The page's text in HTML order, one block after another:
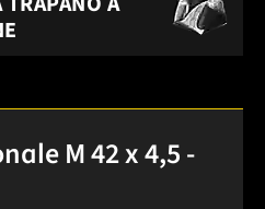
M 42 x 4,5 -